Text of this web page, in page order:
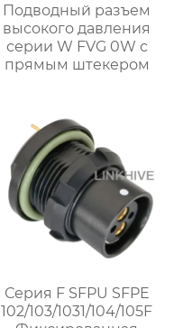
Подводный разъем
высокого давления
серии W FVG 0W с
прямым штекером
Серия F SFPU SFPE
102/103/1031/104/105F